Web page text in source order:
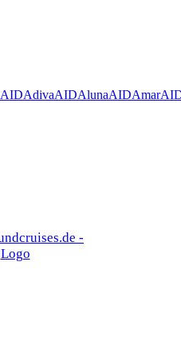
AIDAdivaAIDAlunaAIDAmar